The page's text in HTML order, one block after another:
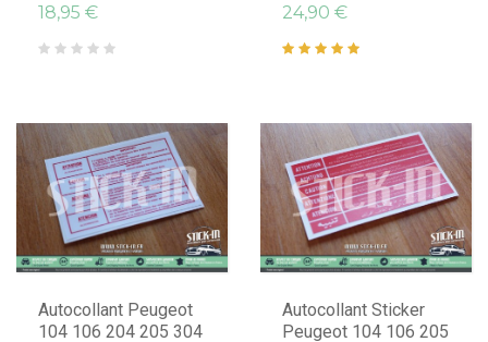
18,95 €
24,90 €
Autocollant Peugeot
104 106 204 205 304
Autocollant Sticker
Peugeot 104 106 205